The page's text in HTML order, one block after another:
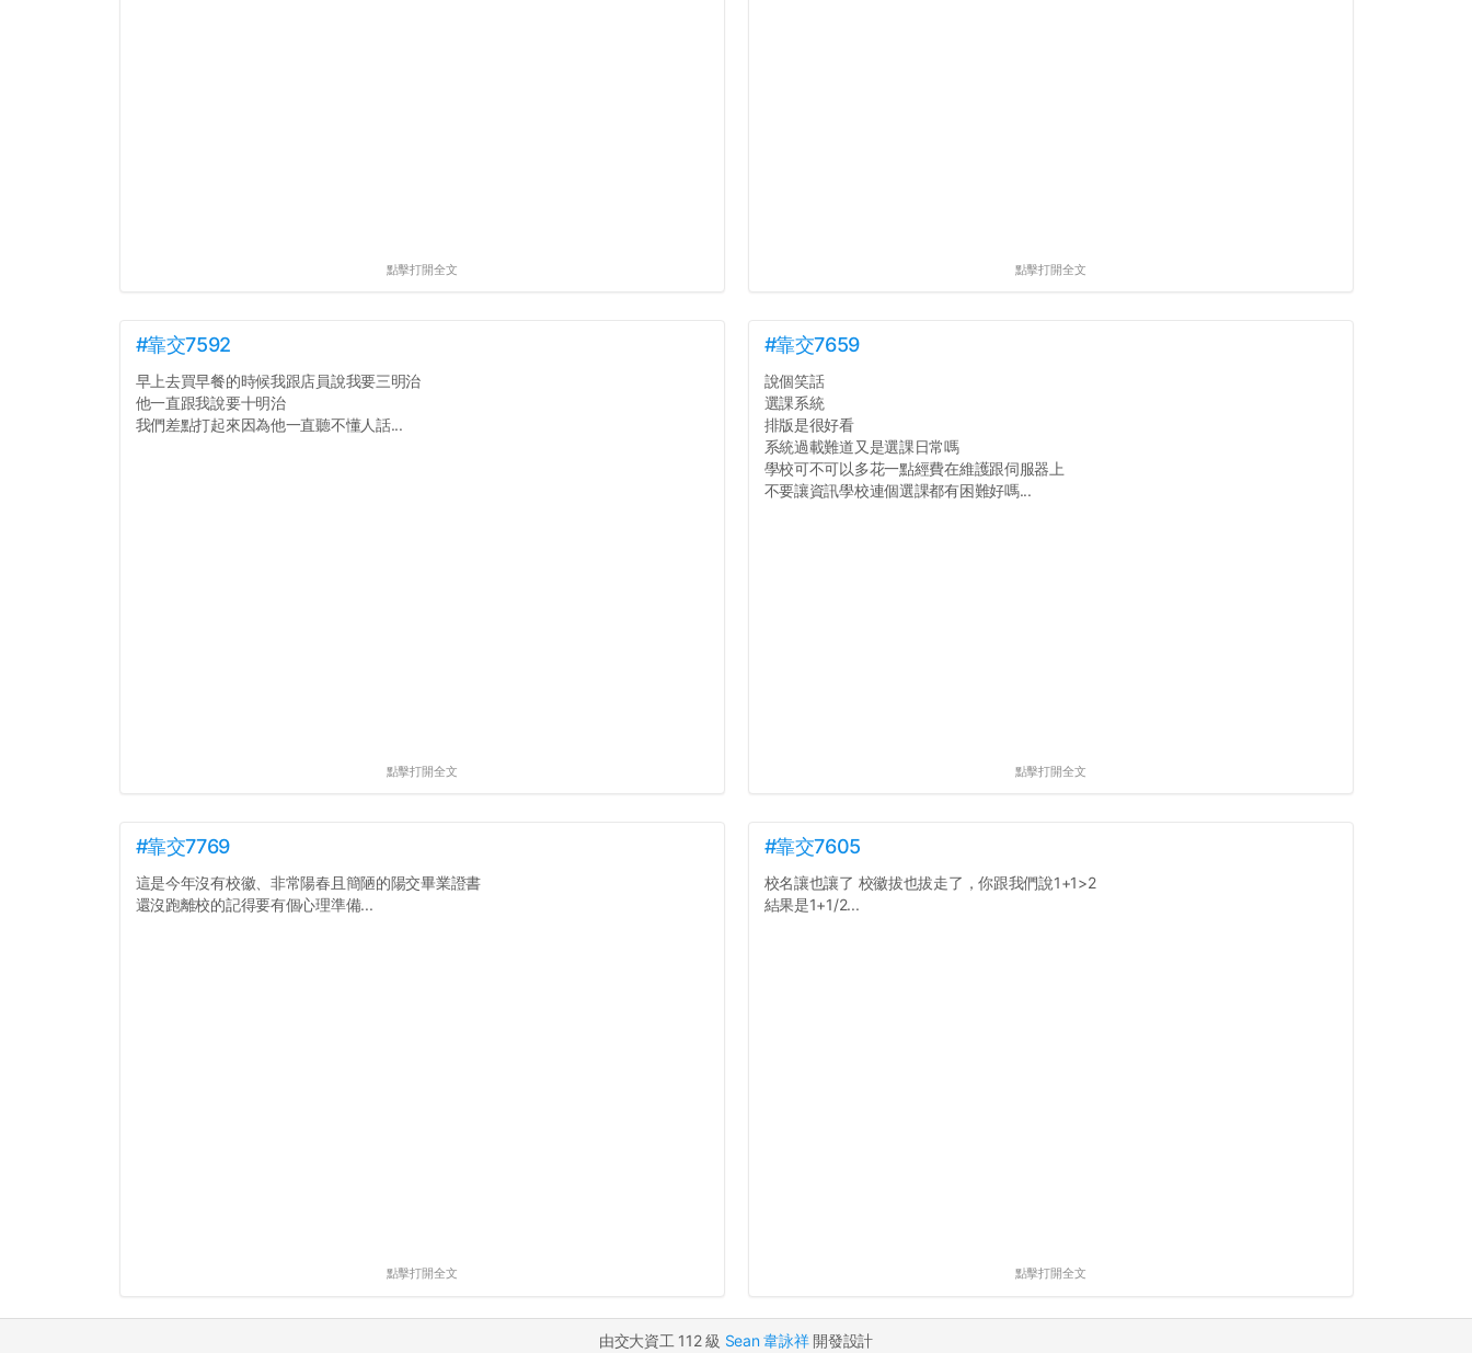
點擊打開全文 點擊打開全文
#靠交7592
早上去買早餐的時候我跟店員說我要三明治
他一直跟我說要十明治
我們差點打起來因為他一直聽不懂人話...
點擊打開全文
#靠交7659
說個笑話
選課系統
排版是很好看
系統過載難道又是選課日常嗎
學校可不可以多花一點經費在維護跟伺服器上
不要讓資訊學校連個選課都有困難好嗎...
點擊打開全文
#靠交7769
這是今年沒有校徽、非常陽春且簡陋的陽交畢業證書
還沒跑離校的記得要有個心理準備...
點擊打開全文
#靠交7605
校名讓也讓了 校徽拔也拔走了，你跟我們說1+1>2
結果是1+1/2...
點擊打開全文
由交大資工 112 級 Sean 韋詠祥開發設計